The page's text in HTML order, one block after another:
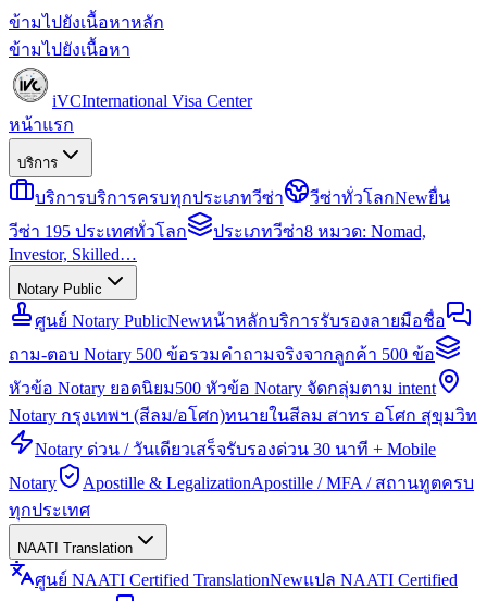
ข้ามไปยังเนื้อหาหลัก
ข้ามไปยังเนื้อหา
iVCInternational Visa Center
หน้าแรก
บริการ
บริการบริการครบทุกประเภทวีซ่า วีซ่าทั่วโลกNewยื่น
วีซ่า 195 ประเทศทั่วโลก
ประเภทวีซ่า8 หมวด: Nomad,
Investor, Skilled…
Notary Public
ศูนย์ Notary PublicNewหน้าหลักบริการรับรองลายมือชื่อ
ถาม-ตอบ Notary 500 ข้อรวมคำถามจริงจากลูกค้า 500 ข้อ
หัวข้อ Notary ยอดนิยม500 หัวข้อ Notary จัดกลุ่มตาม intent
Notary กรุงเทพฯ (สีลม/อโศก)ทนายในสีลม สาทร อโศก สุขุมวิท
Notary ด่วน / วันเดียวเสร็จรับรองด่วน 30 นาที + Mobile
Notary
Apostille & LegalizationApostille / MFA / สถานทูตครบ
ทุกประเทศ
NAATI Translation
ศูนย์ NAATI Certified TranslationNewแปล NAATI Certified